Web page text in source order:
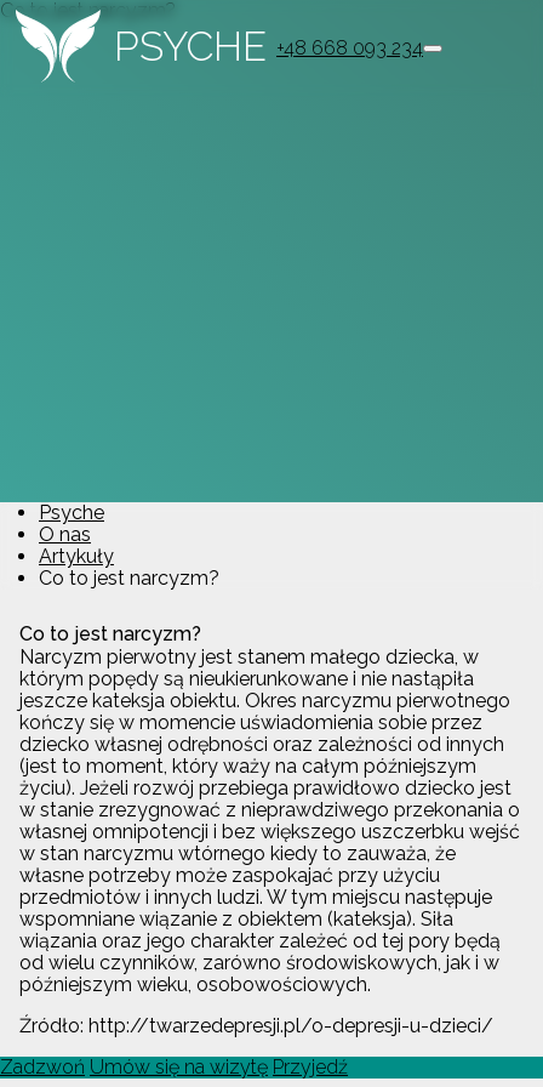
PSYCHE +48 668 093 234
Co to jest narcyzm?
Psyche
O nas
Artykuły
Co to jest narcyzm?
Co to jest narcyzm?
Narcyzm pierwotny jest stanem małego dziecka, w
którym popędy są nieukierunkowane i nie nastąpiła
jeszcze kateksja obiektu. Okres narcyzmu pierwotnego
kończy się w momencie uświadomienia sobie przez
dziecko własnej odrębności oraz zależności od innych
(jest to moment, który waży na całym późniejszym
życiu). Jeżeli rozwój przebiega prawidłowo dziecko jest
w stanie zrezygnować z nieprawdziwego przekonania o
własnej omnipotencji i bez większego uszczerbku wejść
w stan narcyzmu wtórnego kiedy to zauważa, że
własne potrzeby może zaspokajać przy użyciu
przedmiotów i innych ludzi. W tym miejscu następuje
wspomniane wiązanie z obiektem (kateksja). Siła
wiązania oraz jego charakter zależeć od tej pory będą
od wielu czynników, zarówno środowiskowych, jak i w
późniejszym wieku, osobowościowych.
Źródło: http://twarzedepresji.pl/o-depresji-u-dzieci/
Zadzwoń Umów się na wizytę Przyjedź